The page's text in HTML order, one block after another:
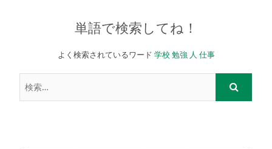
単語で検索してね！
よく検索されているワード 学校 勉強 人 仕事